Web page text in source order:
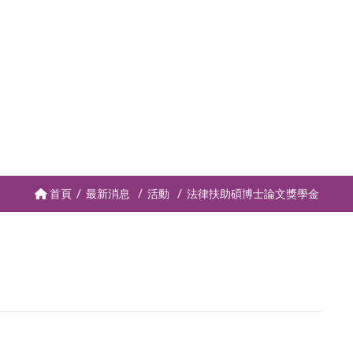
首頁 最新消息 活動 法律扶助碩博士論文獎學金